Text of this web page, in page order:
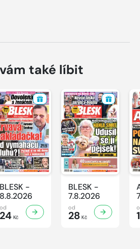
také líbit
BLESK -
8.8.2026
od
24Kč
BLESK -
7.8.2026
od
28 Kč